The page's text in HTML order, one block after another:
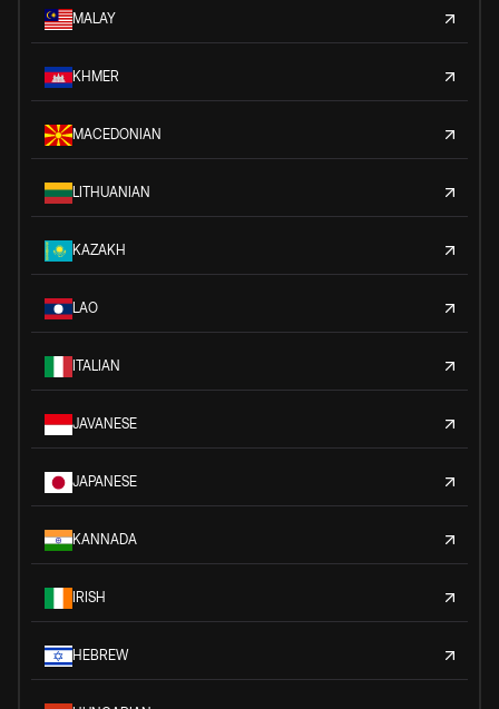
MALAY
KHMER
MACEDONIAN
LITHUANIAN
KAZAKH
LAO
ITALIAN
JAVANESE
JAPANESE
KANNADA
IRISH
HEBREW